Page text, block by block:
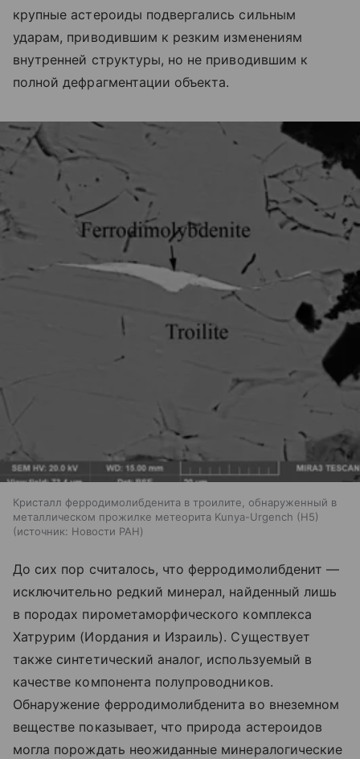
крупные астероиды подвергались сильным
ударам, приводившим к резким изменениям
внутренней структуры, но не приводившим к
полной дефрагментации объекта.
Кристалл ферродимолибденита в троилите, обнаруженный в
металлическом прожилке метеорита Kunya-Urgench (H5)
источник: Новости РАН
До сих пор считалось, что ферродимолибденит —
исключительно редкий минерал, найденный лишь
в породах пирометаморфического комплекса
Хатрурим (Иордания и Израиль). Существует
также синтетический аналог, используемый в
качестве компонента полупроводников.
Обнаружение ферродимолибденита во внеземном
веществе показывает, что природа астероидов
могла порождать неожиданные минералогические